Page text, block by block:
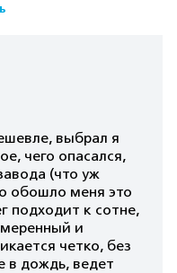
выбрал я
чего опасался,
(что уж
обошло меня это
подходит к сотне,
и
четко, без
в дождь, ведет